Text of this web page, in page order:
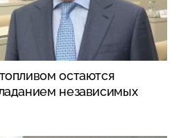
остаются
независимых